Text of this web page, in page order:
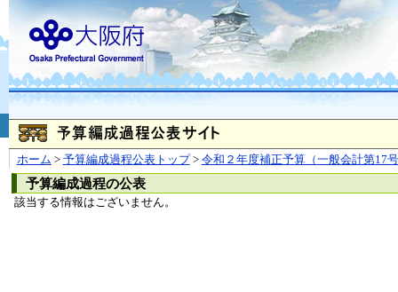
ホーム > 予算編成過程公表トップ> 令和２年度補正予算（一般会計第17
予算編成過程の公表
該当する情報はございません。
お問合せ
大阪府
（法人番号 4000020270008）
本庁 〒540-8570
大阪市
〒559-8555